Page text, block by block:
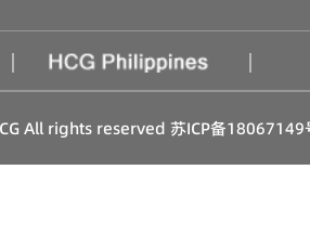
| |
All rights reserved 苏ICP备